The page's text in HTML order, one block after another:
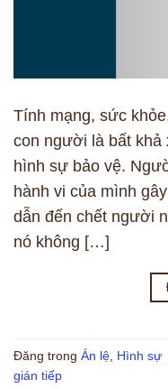
Tính mạng, sức
con người là bất khả
hình sự bảo vệ.
hành vi của mình
dẫn đến chết người
nó không […]
Đăng trong Án lệ Hình sự
gián tiếp